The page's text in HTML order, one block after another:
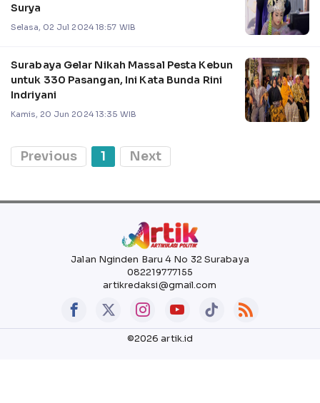
Surya
Selasa, 02 Jul 2024 18:57 WIB
Surabaya Gelar Nikah Massal Pesta Kebun
untuk 330 Pasangan, Ini Kata Bunda Rini
Indriyani
Kamis, 20 Jun 2024 13:35 WIB
Previous 1 Next
Jalan Nginden Baru 4 No 32 Surabaya
082219777155
artikredaksi@gmail.com
©2026 artik.id